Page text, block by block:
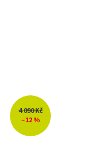
4 090 Kč
–12 %